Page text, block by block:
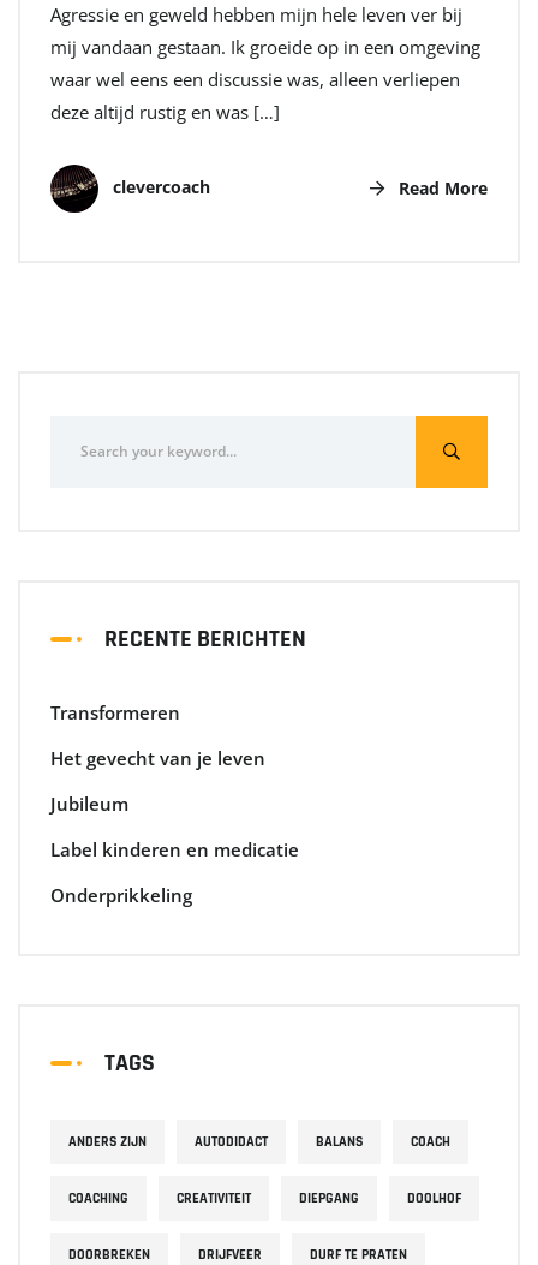
Agressie en geweld hebben mijn hele leven ver bij
mij vandaan gestaan. Ik groeide op in een omgeving
waar wel eens een discussie was, alleen verliepen
deze altijd rustig en was […]
clevercoach Read More
RECENTE BERICHTEN
Transformeren
Het gevecht van je leven
Jubileum
Label kinderen en medicatie
Onderprikkeling
TAGS
ANDERS ZIJN AUTODIDACT BALANS COACH
COACHING CREATIVITEIT DIEPGANG DOOLHOF
DOORBREKEN DRIJFVEER DURF TE PRATEN